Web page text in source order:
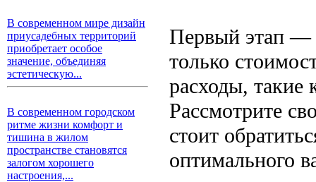
В современном мире дизайн
приусадебных территорий
приобретает особое
значение, объединяя
эстетическую...
В современном городском
ритме жизни комфорт и
тишина в жилом
пространстве становятся
залогом хорошего
настроения,...
Первый этап —
только
расходы, такие
Рассмотрите
стоит
оптимального